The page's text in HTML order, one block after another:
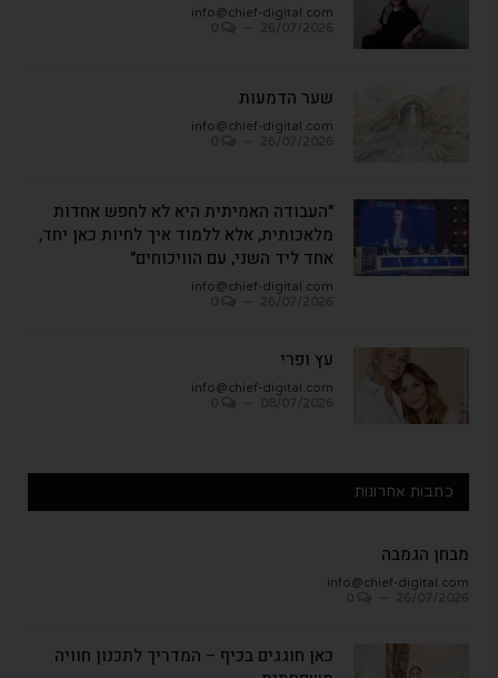
info@chief-digital.com
שער הדמעות
info@chief-digital.com
"העבודה האמיתית היא לא לחפש אחדות
מלאכותית, אלא ללמוד איך לחיות כאן יחד,
אחד ליד השני, עם הוויכוחים"
info@chief-digital.com
עץ ופרי
info@chief-digital.com
כתבות אחרונות
מבחן הגמבה
info@chief-digital.com
כאן חוגגים בכיף – המדריך לתכנון חוויה